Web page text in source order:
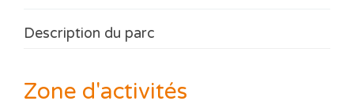
Description du parc
Zone d'activités